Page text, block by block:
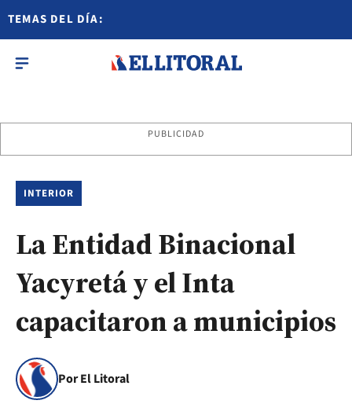
TEMAS DEL DÍA:
PUBLICIDAD
INTERIOR
La Entidad Binacional
Yacyretá y el Inta
capacitaron a municipios
Por El Litoral